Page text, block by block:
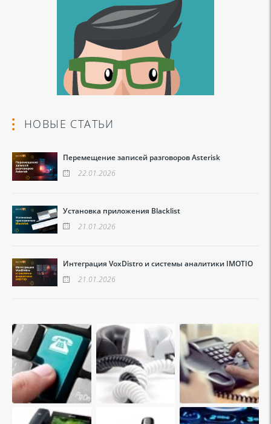
НОВЫЕ СТАТЬИ
Перемещение записей разговоров Asterisk
22.01.2026
Установка приложения Blacklist
21.01.2026
Интеграция VoxDistro и системы аналитики IMOTIO
21.01.2026